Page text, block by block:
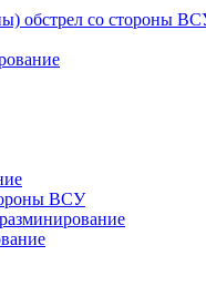
обстрел со стороны
ВСУ